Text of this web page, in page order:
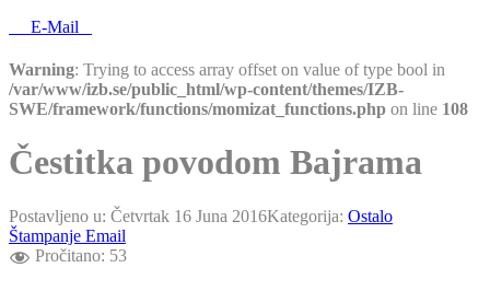
E-Mail
Warning: Trying to access array offset on value of type bool in
/var/www/izb.se/public_html/wp-content/themes/IZB-
SWE/framework/functions/momizat_functions.php on line 108
Čestitka povodom Bajrama
Postavljeno u: Četvrtak 16 Juna 2016Kategorija: Ostalo
Štampanje Email
Pročitano: 53